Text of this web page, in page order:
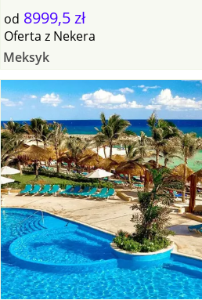
od 8999,5 zł
Oferta z Nekera
Meksyk